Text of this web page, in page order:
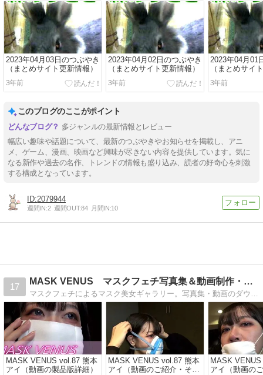
2023年04月03日のつぶやき
（まとめサイト更新情報）
3年前
2023年04月02日のつぶやき
（まとめサイト更新情報）
3年前
2023年04月01
（まとめサイ
3年前
このブログのここがポイント
多ジャンルの最新情報とレビュー
幅広い趣味や話題について、最新のつぶやきやお知らせを掲載し、アニ
メ、ゲーム、漫画、映画など興味が尽きない内容を提供しています。気に
なる新作や過去の名作、トレンドの情報も盛り込み、読者の好奇心を刺激
する構成となっています。
2079944
週間IN:2 週間OUT:84 月間IN:10
17
MASK VENUS マスクフェチ写真集＆動画制作・販売
マスクフェチによるマスク美女ギャラリー。写真集・動画のダウンロード販売も行っています。
MASK VENUS vol.87 熊本
アイ（動画の製品版詳細）
MASK VENUS vol.87 熊本
アイ（動画のご紹介・その
MASK
アイ（動画の